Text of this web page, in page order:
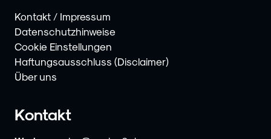
Kontakt / Impressum
Datenschutzhinweise
Cookie Einstellungen
Haftungsausschluss (Disclaimer)
Über uns
Kontakt